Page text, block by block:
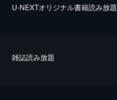
U-NEXTオリジナル書籍読み放題
雑誌読み放題